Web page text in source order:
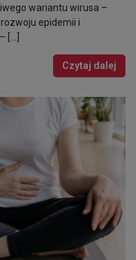
wariantu wirusa –
epidemii i
[…]
Czytaj dalej